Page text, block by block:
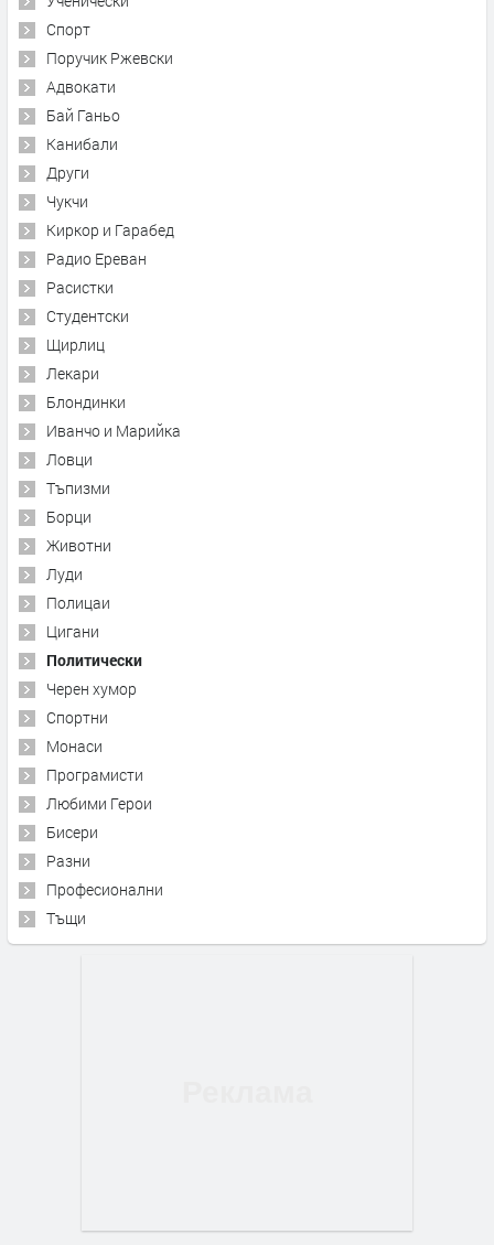
Спорт
Поручик Ржевски
Адвокати
Бай Ганьо
Канибали
Други
Чукчи
Киркор и Гарабед
Радио Ереван
Расистки
Студентски
Щирлиц
Лекари
Блондинки
Иванчо и Марийка
Ловци
Тъпизми
Борци
Животни
Луди
Полицаи
Цигани
Политически
Черен хумор
Спортни
Монаси
Програмисти
Любими Герои
Бисери
Разни
Професионални
Тъщи